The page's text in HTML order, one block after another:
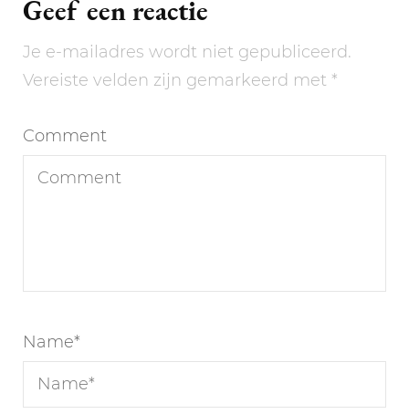
Geef een reactie
Je e-mailadres wordt niet gepubliceerd.
Vereiste velden zijn gemarkeerd met *
Comment
Name*